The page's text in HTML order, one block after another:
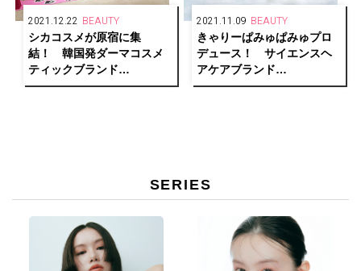
2021.12.22 BEAUTY
シカコスメが原宿に集
結！ 韓国発ダーマコスメ
ティックブランド
「Dr.Jart+」が日本初のポッ
2021.11.09 BEAUTY
きゃりーぱみゅぱみゅプロ
デュース！ サイエンスヘ
アケアブランド
「curuput」がデビュー。
SERIES